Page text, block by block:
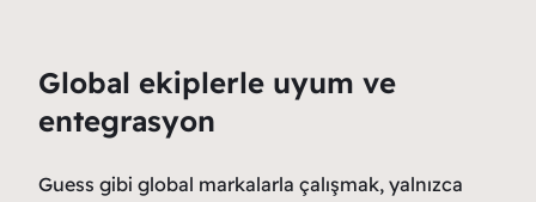
Global ekiplerle uyum ve
entegrasyon
Guess gibi global markalarla çalışmak, yalnızca